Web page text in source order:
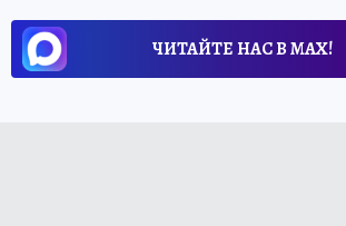
ЧИТАЙТЕ НАС В МАХ!